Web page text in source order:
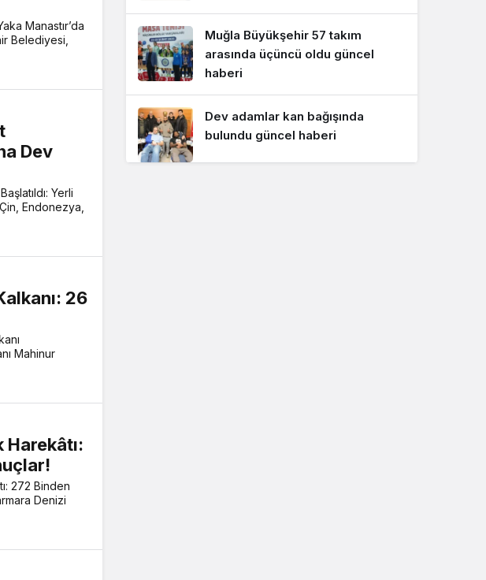
Manastır’da
Belediyesi,
Dev
Yerli
Endonezya,
26
Mahinur
Harekâtı:
272 Binden
Denizi
Muğla Büyükşehir 57 takım
arasında üçüncü oldu güncel
haberi
Dev adamlar kan bağışında
bulundu güncel haberi